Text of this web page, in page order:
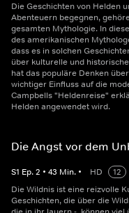
Die Geschichten von Helden
Abenteuern begegnen,
gesamten Mythologie. In
des amerikanischen
dass es in solchen
über kulturelle und
hat das populäre Denken
wichtiger Einfluss auf die
Campbells "Heldenreise"
Helden angewendet wird.
Die Angst vor dem
S1 Ep.2 • 43 Min. • HD
12
Die Wildnis ist eine reizvolle
Geschichten, die über die